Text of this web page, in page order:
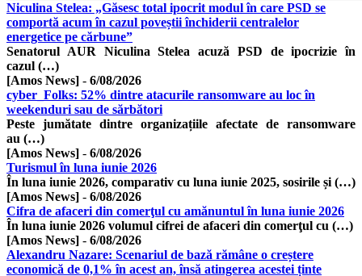
Niculina Stelea: „Găsesc total ipocrit modul în care PSD se
comportă acum în cazul poveștii închiderii centralelor
energetice pe cărbune”
Senatorul AUR Niculina Stelea acuză PSD de ipocrizie în
cazul (…)
[Amos News] - 6/08/2026
cyber_Folks: 52% dintre atacurile ransomware au loc în
weekenduri sau de sărbători
Peste jumătate dintre organizațiile afectate de ransomware
au (…)
[Amos News] - 6/08/2026
Turismul în luna iunie 2026
În luna iunie 2026, comparativ cu luna iunie 2025, sosirile și (…)
[Amos News] - 6/08/2026
Cifra de afaceri din comerţul cu amănuntul în luna iunie 2026
În luna iunie 2026 volumul cifrei de afaceri din comerţul cu (…)
[Amos News] - 6/08/2026
Alexandru Nazare: Scenariul de bază rămâne o creștere
economică de 0,1% în acest an, însă atingerea acestei ținte